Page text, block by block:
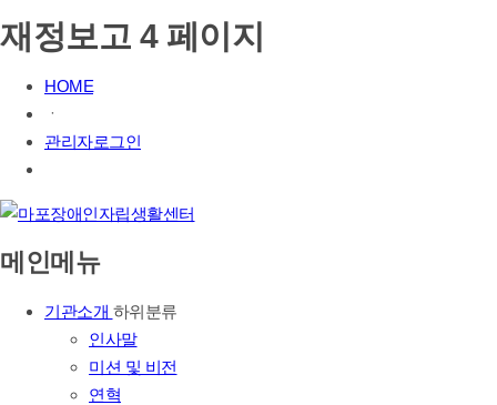
재정보고 4 페이지
HOME
ㆍ
관리자로그인
메인메뉴
기관소개 하위분류
인사말
미션 및 비전
연혁